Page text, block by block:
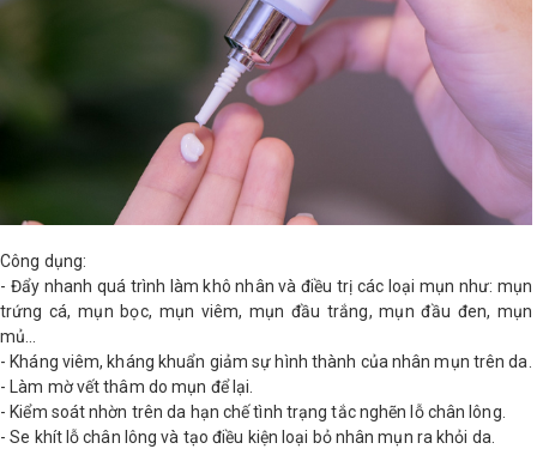
Công dụng:
- Đẩy nhanh quá trình làm khô nhân và điều trị các loại mụn như: mụn
trứng cá, mụn bọc, mụn viêm, mụn đầu trắng, mụn đầu đen, mụn
mủ...
- Kháng viêm, kháng khuẩn giảm sự hình thành của nhân mụn trên da.
- Làm mờ vết thâm do mụn để lại.
- Kiểm soát nhờn trên da hạn chế tình trạng tắc nghẽn lỗ chân lông.
- Se khít lỗ chân lông và tạo điều kiện loại bỏ nhân mụn ra khỏi da.